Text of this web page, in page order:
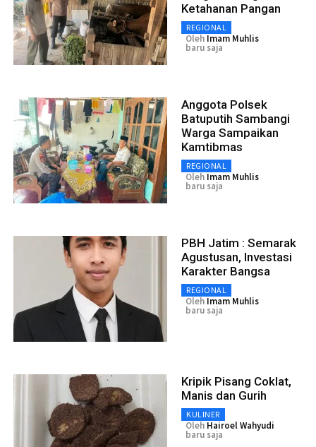
Ketahanan Pangan
REGIONAL
Oleh Imam Muhlis
baru saja
Anggota Polsek
Batuputih Sambangi
Warga Sampaikan
Kamtibmas
REGIONAL
Oleh Imam Muhlis
baru saja
PBH Jatim : Semarak
Agustusan, Investasi
Karakter Bangsa
REGIONAL
Oleh Imam Muhlis
baru saja
Kripik Pisang Coklat,
Manis dan Gurih
KULINER
Oleh Hairoel Wahyudi
baru saja